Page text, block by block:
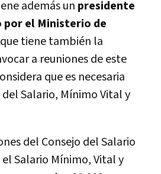
además un presidente
por el Ministerio de
tiene también la
a reuniones de este
que es necesaria
Salario, Mínimo Vital y
del Consejo del Salario
Salario Mínimo, Vital y